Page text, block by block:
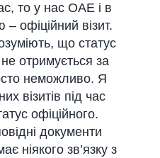
то у нас ОАЕ і в
– офіційний візит.
що статус
не отримується за
неможливо. Я
візитів під час
офіційного.
документи
ніякого зв’язку з